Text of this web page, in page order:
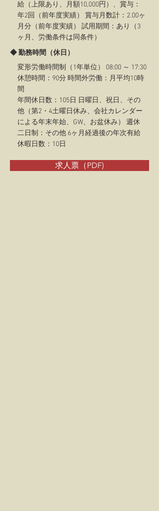
給（上限あり、月額10,000円）、賞与：
年2回（前年度実績） 賞与月数計：2.00ヶ
月分（前年度実績） 試用期間：あり（3
ヶ月、労働条件は同条件）
◆ 勤務時間（休日）
変形労働時間制（1年単位） 08:00 ～ 17:30
休憩時間：90分 時間外労働：月平均10時
間
年間休日数：105日 日曜日、祝日、その
他（第2・4土曜日休み、会社カレンダー
による年末年始、GW、お盆休み） 週休
二日制：その他 6ヶ月経過後の年次有給
休暇日数：10日
求人票（PDF)